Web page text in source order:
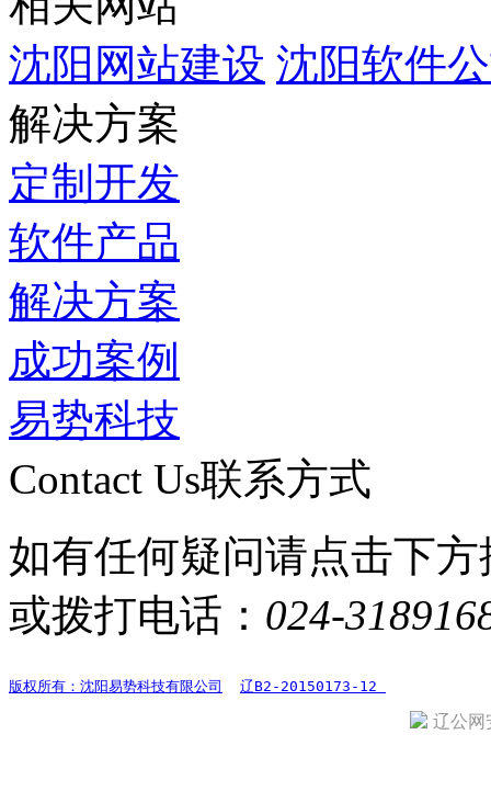
沈阳网站建设 沈阳软件
解决方案
定制开发
软件产品
解决方案
成功案例
易势科技
Contact Us联系方式
如有任何疑问请点击下
或拨打电话： 024-
版权所有：沈阳易势科技有限公司 辽B2-20150173-12
辽公网